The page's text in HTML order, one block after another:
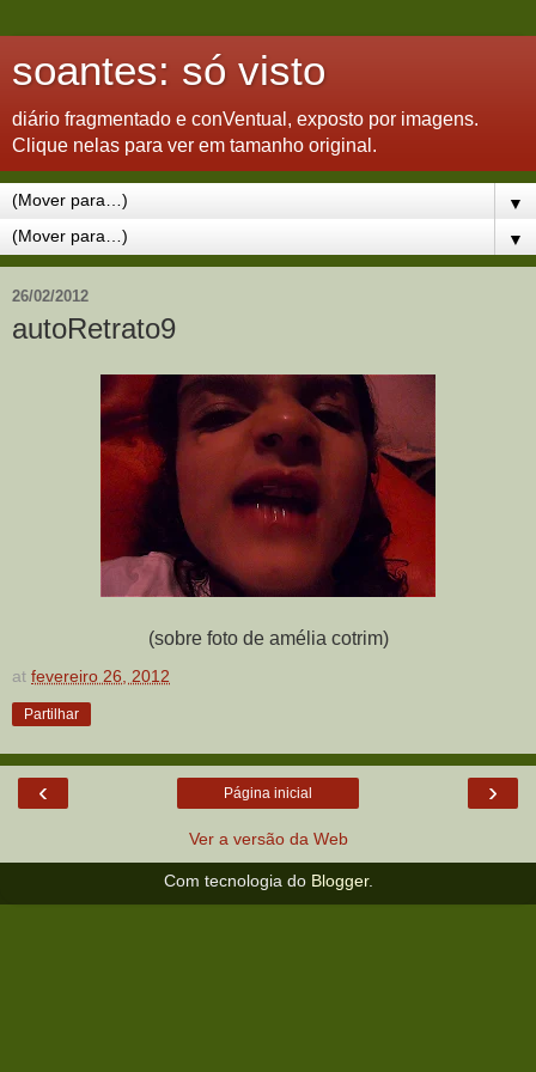
soantes: só visto
diário fragmentado e conVentual, exposto por imagens.
Clique nelas para ver em tamanho original.
▼
▼
26/02/2012
autoRetrato9
(sobre foto de amélia cotrim)
at fevereiro 26, 2012
Partilhar
‹ ›
Página inicial
Ver a versão da Web
Com tecnologia do Blogger.